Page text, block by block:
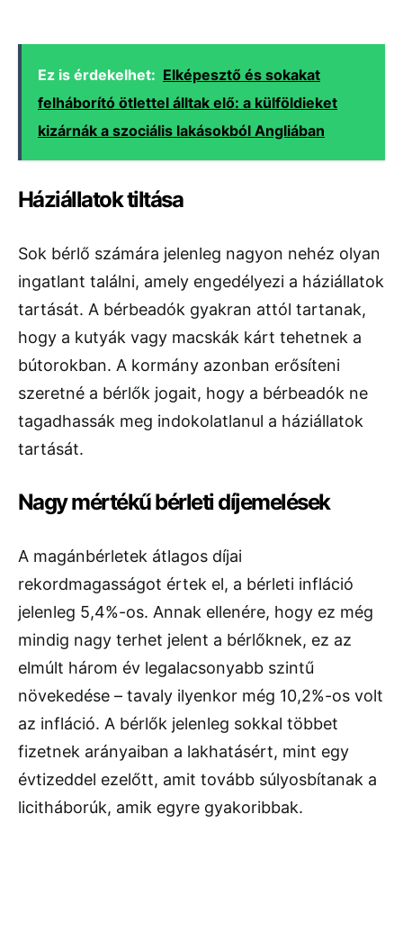
Ez is érdekelhet: Elképesztő és sokakat
felháborító ötlettel álltak elő: a külföldieket
kizárnák a szociális lakásokból Angliában
Háziállatok tiltása
Sok bérlő számára jelenleg nagyon nehéz olyan
ingatlant találni, amely engedélyezi a háziállatok
tartását. A bérbeadók gyakran attól tartanak,
hogy a kutyák vagy macskák kárt tehetnek a
bútorokban. A kormány azonban erősíteni
szeretné a bérlők jogait, hogy a bérbeadók ne
tagadhassák meg indokolatlanul a háziállatok
tartását.
Nagy mértékű bérleti díjemelések
A magánbérletek átlagos díjai
rekordmagasságot értek el, a bérleti infláció
jelenleg 5,4%-os. Annak ellenére, hogy ez még
mindig nagy terhet jelent a bérlőknek, ez az
elmúlt három év legalacsonyabb szintű
növekedése – tavaly ilyenkor még 10,2%-os volt
az infláció. A bérlők jelenleg sokkal többet
fizetnek arányaiban a lakhatásért, mint egy
évtizeddel ezelőtt, amit tovább súlyosbítanak a
licitháborúk, amik egyre gyakoribbak.